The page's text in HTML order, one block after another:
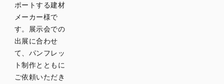
正面壁
面デザ
インと
展示台
企業ブ
ースデ
ザイン
ポートする建材
メーカー様で
す。展示会での
出展に合わせ
て、パンフレッ
ト制作とともに
ご依頼いただき